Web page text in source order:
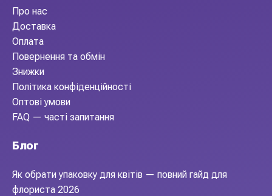
Про нас
Доставка
Оплата
Повернення та обмін
Знижки
Політика конфіденційності
Оптові умови
FAQ — часті запитання
Блог
Як обрати упаковку для квітів — повний гайд для
флориста 2026